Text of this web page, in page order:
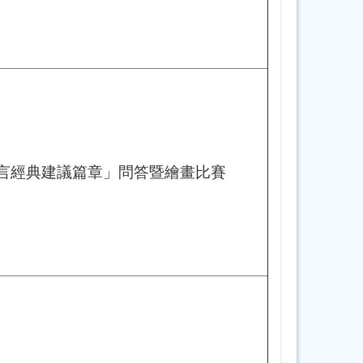
經典建議篇章」問答暨繪畫比賽